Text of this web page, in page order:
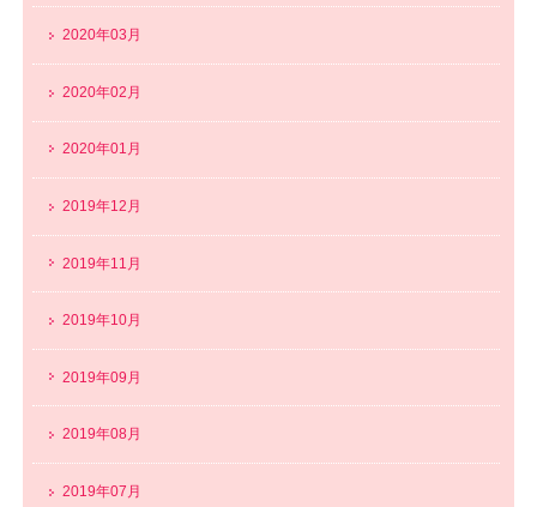
2020年03月
2020年02月
2020年01月
2019年12月
2019年11月
2019年10月
2019年09月
2019年08月
2019年07月